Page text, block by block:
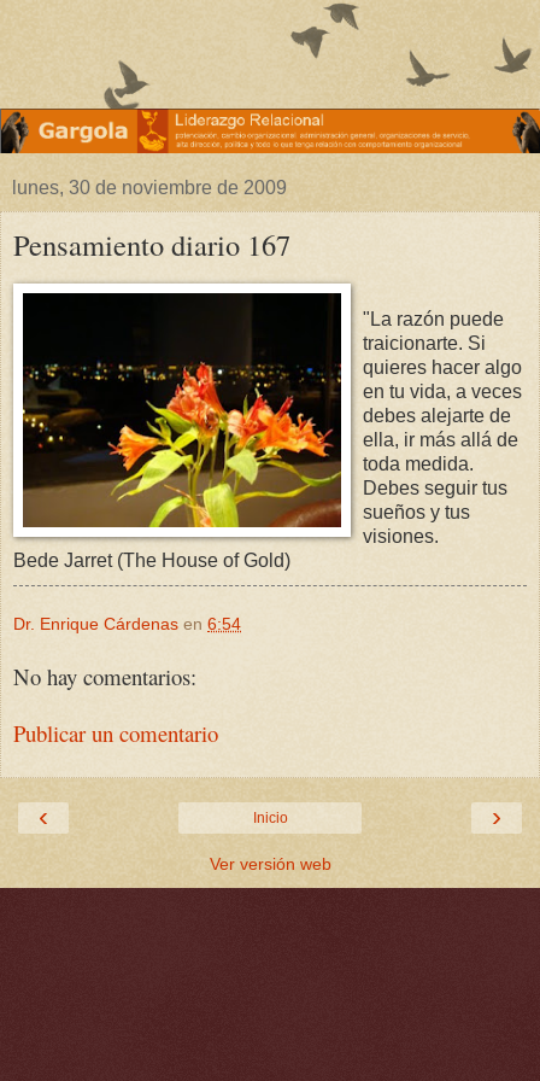
lunes, 30 de noviembre de 2009
Pensamiento diario 167
"La razón puede
traicionarte. Si
quieres hacer algo
en tu vida, a veces
debes alejarte de
ella, ir más allá de
toda medida.
Debes seguir tus
sueños y tus
visiones.
Bede Jarret (The House of Gold)
Dr. Enrique Cárdenas en 6:54
No hay comentarios:
Publicar un comentario
‹ ›
Inicio
Ver versión web